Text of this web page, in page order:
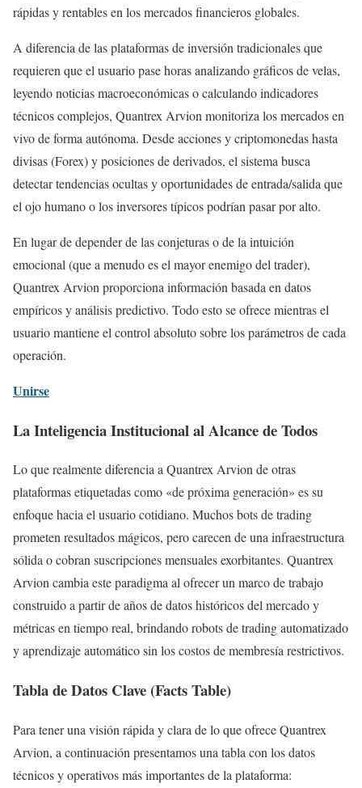
rápidas y rentables en los mercados financieros globales.
A diferencia de las plataformas de inversión tradicionales que
requieren que el usuario pase horas analizando gráficos de velas,
leyendo noticias macroeconómicas o calculando indicadores
técnicos complejos, Quantrex Arvion monitoriza los mercados en
vivo de forma autónoma. Desde acciones y criptomonedas hasta
divisas (Forex) y posiciones de derivados, el sistema busca
detectar tendencias ocultas y oportunidades de entrada/salida que
el ojo humano o los inversores típicos podrían pasar por alto.
En lugar de depender de las conjeturas o de la intuición
emocional (que a menudo es el mayor enemigo del trader),
Quantrex Arvion proporciona información basada en datos
empíricos y análisis predictivo. Todo esto se ofrece mientras el
usuario mantiene el control absoluto sobre los parámetros de cada
operación.
Unirse
La Inteligencia Institucional al Alcance de Todos
Lo que realmente diferencia a Quantrex Arvion de otras
plataformas etiquetadas como «de próxima generación» es su
enfoque hacia el usuario cotidiano. Muchos bots de trading
prometen resultados mágicos, pero carecen de una infraestructura
sólida o cobran suscripciones mensuales exorbitantes. Quantrex
Arvion cambia este paradigma al ofrecer un marco de trabajo
construido a partir de años de datos históricos del mercado y
métricas en tiempo real, brindando robots de trading automatizado
y aprendizaje automático sin los costos de membresía restrictivos.
Tabla de Datos Clave (Facts Table)
Para tener una visión rápida y clara de lo que ofrece Quantrex
Arvion, a continuación presentamos una tabla con los datos
técnicos y operativos más importantes de la plataforma: